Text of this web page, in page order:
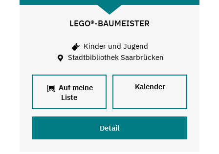
LEGO®-BAUMEISTER
Kinder und Jugend
Stadtbibliothek Saarbrücken
Auf meine
Liste
Kalender
Detail